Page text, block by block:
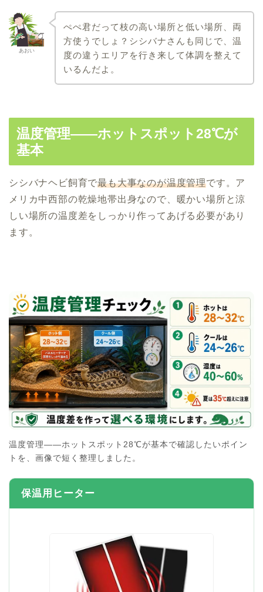
あおい
ぺぺ君だって枝の高い場所と低い場所、両
方使うでしょ？シシバナさんも同じで、温
度の違うエリアを行き来して体調を整えて
いるんだよ。
温度管理――ホットスポット28℃が
基本
シシバナヘビ飼育で最も大事なのが温度管理です。ア
メリカ中西部の乾燥地帯出身なので、暖かい場所と涼
しい場所の温度差をしっかり作ってあげる必要があり
ます。
温度管理――ホットスポット28℃が基本で確認したいポイン
トを、画像で短く整理しました。
保温用ヒーター